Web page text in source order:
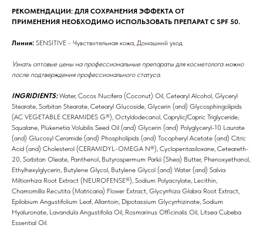
РЕКОМЕНДАЦИИ: ДЛЯ СОХРАНЕНИЯ ЭФФЕКТА ОТ
ПРИМЕНЕНИЯ НЕОБХОДИМО ИСПОЛЬЗОВАТЬ ПРЕПАРАТ С SPF 50.
Линия: SENSITIVE - Чувствительная кожа, Домашний уход
Узнать оптовые цены на профессиональные препараты для косметолога можно
после подтверждения профессионального статуса.
INGRIDIENTS:Water, Cocos Nucifera (Coconut) Oil, Cetearyl Alcohol, Glyceryl
Stearate, Sorbitan Stearate, Cetearyl Glucoside, Glycerin (and) Glycosphingolipids
(AC VEGETABLE CERAMIDES G®), Octyldodecanol, Caprylic/Capric Triglyceride,
Squalane, Plukenetia Volubilis Seed Oil (and) Glycerin (and) Polyglyceryl-10 Laurate
(and) Glucosyl Ceramide (and) Phospholipids (and) Tocopheryl Acetate (and) Citric
Acid (and) Cholesterol (CERAMIDYL-OMEGA N®), Cyclopentasiloxane, Ceteareth-
20, Sorbitan Oleate, Panthenol, Butyrospermum Parkii (Shea) Butter, Phenoxyethanol,
Ethylhexylglycerin, Butylene Glycol, Butylene Glycol (and) Water (and) Salvia
Miltiorrhiza Root Extract (NEUROFENSE®), Sodium Polyacrylate, Lecithin,
Chamomilla Recutita (Matricaria) Flower Extract, Glycyrrhiza Glabra Root Extract,
Epilobium Angustifolium Leaf, Allantoin, Dipotassium Glycyrrhizinate, Sodium
Hyaluronate, Lavandula Angustifolia Oil, Rosmarinus Officinalis Oil, Litsea Cubeba
Essential Oil.
8 (982) 297 07 97
8 (982) 277 07 97